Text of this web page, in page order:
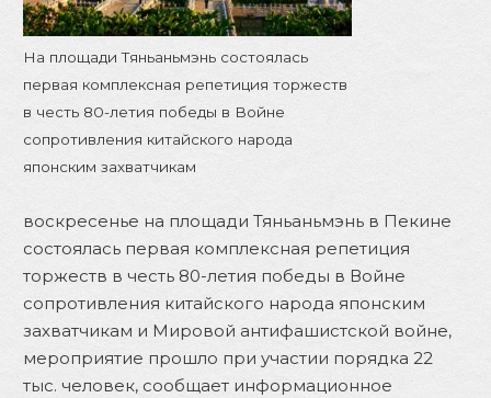
На площади Тяньаньмэнь состоялась
первая комплексная репетиция торжеств
в честь 80-летия победы в Войне
сопротивления китайского народа
японским захватчикам
воскресенье на площади Тяньаньмэнь в Пекине
состоялась первая комплексная репетиция
торжеств в честь 80-летия победы в Войне
сопротивления китайского народа японским
захватчикам и Мировой антифашистской войне,
мероприятие прошло при участии порядка 22
тыс. человек, сообщает информационное